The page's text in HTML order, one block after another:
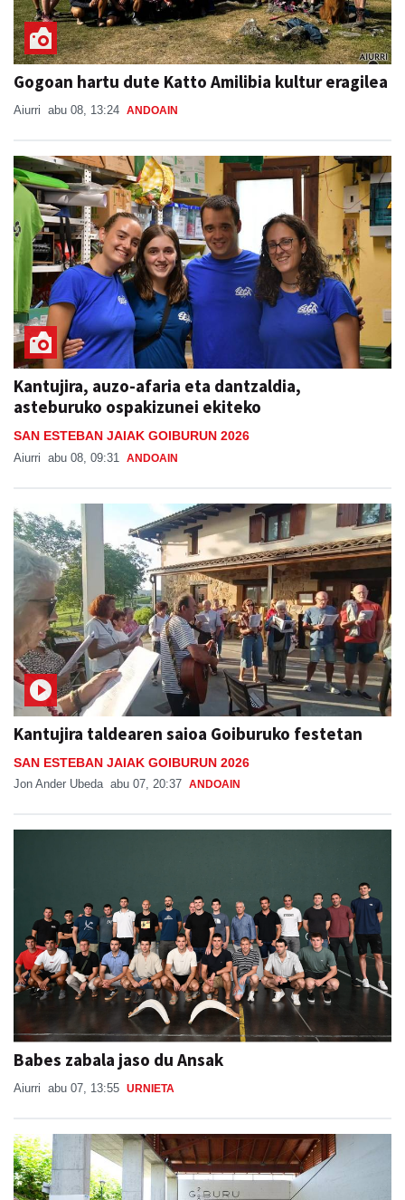
Gogoan hartu dute Katto Amilibia kultur eragilea
Aiurri abu 08, 13:24 ANDOAIN
Kantujira, auzo-afaria eta dantzaldia,
asteburuko ospakizunei ekiteko
SAN ESTEBAN JAIAK GOIBURUN 2026
Aiurri abu 08, 09:31 ANDOAIN
Kantujira taldearen saioa Goiburuko festetan
SAN ESTEBAN JAIAK GOIBURUN 2026
Jon Ander Ubeda abu 07, 20:37 ANDOAIN
Babes zabala jaso du Ansak
Aiurri abu 07, 13:55 URNIETA